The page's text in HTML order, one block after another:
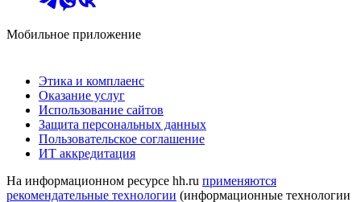
Мобильное приложение
Этика и комплаенс
Оказание услуг
Использование сайтов
Защита персональных данных
Пользовательское соглашение
ИТ аккредитация
На информационном ресурсе hh.ru применяются
рекомендательные технологии (информационные технологии